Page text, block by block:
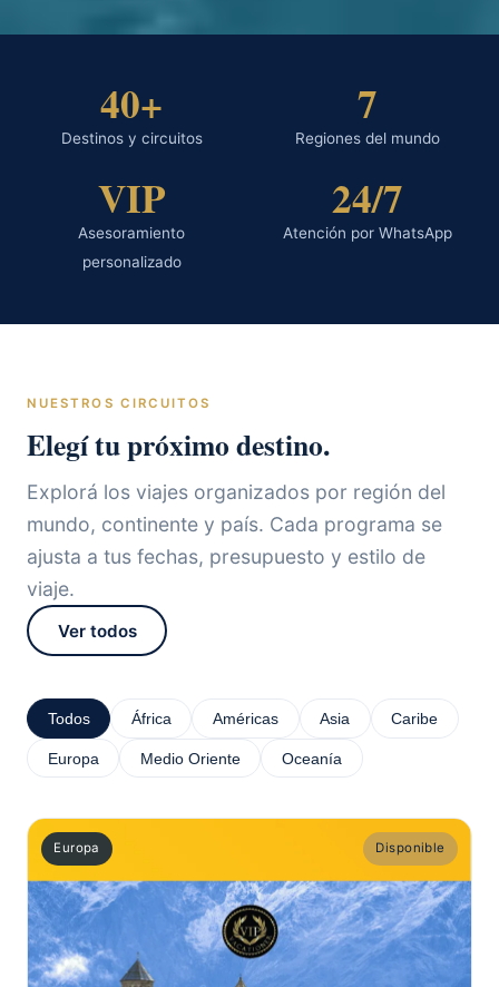
40+
Destinos y circuitos
7
Regiones del mundo
VIP
Asesoramiento
personalizado
24/7
Atención por WhatsApp
NUESTROS CIRCUITOS
Elegí tu próximo destino.
Explorá los viajes organizados por región del
mundo, continente y país. Cada programa se
ajusta a tus fechas, presupuesto y estilo de
viaje.
Ver todos
Todos África Américas Asia Caribe
Europa Medio Oriente Oceanía
Europa Disponible